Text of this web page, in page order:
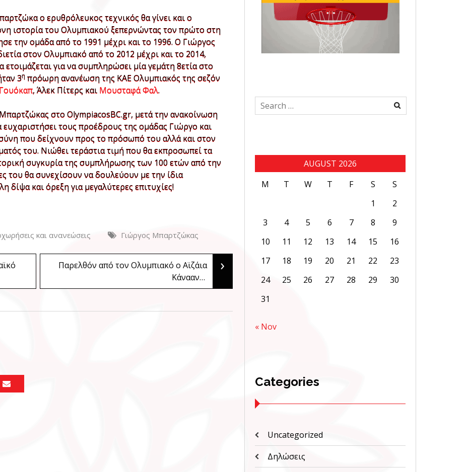
ο ερυθρόλευκος τεχνικός θα γίνει και ο
ιστορία του Ολυμπιακού ξεπερνώντας τον πρώτο στη
την ομάδα από το 1991 μέχρι και το 1996. Ο Γιώργος
στον Ολυμπιακό από το 2012 μέχρι και το 2014,
ετοιμάζεται για να συμπληρώσει μία γεμάτη 8ετία στο
3η πρόωρη ανανέωση της ΚΑΕ Ολυμπιακός της σεζόν
, Άλεκ Πίτερς και Μουσταφά Φαλ.
στο OlympiacosBC.gr, μετά την ανακοίνωση
τους προέδρους της ομάδας Γιώργο και
που δείχνουν προς το πρόσωπό του αλλά και στον
του. Νιώθει τεράστια τιμή που θα εκπροσωπεί τα
συγκυρία της συμπλήρωσης των 100 ετών από την
του θα συνεχίσουν να δουλεύουν με την ίδια
δίψα και όρεξη για μεγαλύτερες επιτυχίες!
και ανανεώσεις Γιώργος Μπαρτζώκας
Παρελθόν από τον Ολυμπιακό ο Αϊζάια
Κάνααν…
›
Search
for:
AUGUST 2026
M
T W T F S
S
1
2
3
4 5 6 7 8
9
10
11 12 13 14 15
16
17
18 19 20 21 22
23
24
25 26 27 28 29
30
31
« Nov
Categories
Uncategorized
Δηλώσεις